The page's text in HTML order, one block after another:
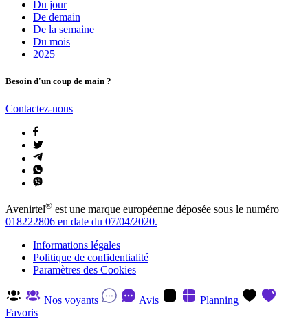
Du jour
De demain
De la semaine
Du mois
2025
Besoin d'un coup de main ?
Contactez-nous
Avenirtel® est une marque européenne déposée sous le numéro
018222806 en date du 07/04/2020.
Informations légales
Politique de confidentialité
Paramètres des Cookies
Nos voyants Avis
Planning
Favoris